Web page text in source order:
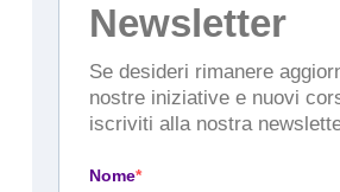
Newsletter
Se desideri rimanere
nostre iniziative e nuovi
iscriviti alla nostra
Nome